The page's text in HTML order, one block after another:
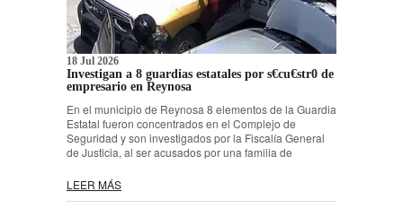
18 Jul 2026
Investigan a 8 guardias estatales por s€cu€str0 de
empresario en Reynosa
En el municipio de Reynosa 8 elementos de la Guardia
Estatal fueron concentrados en el Complejo de
Seguridad y son investigados por la Fiscalía General
de Justicia, al ser acusados por una familia de
LEER MÁS